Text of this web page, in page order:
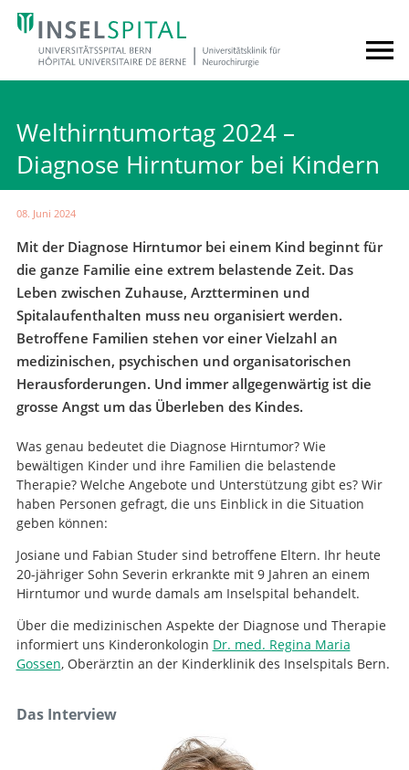
Welthirntumortag 2024 –
Diagnose Hirntumor bei Kindern
08. Juni 2024
Mit der Diagnose Hirntumor bei einem Kind beginnt für
die ganze Familie eine extrem belastende Zeit. Das
Leben zwischen Zuhause, Arztterminen und
Spitalaufenthalten muss neu organisiert werden.
Betroffene Familien stehen vor einer Vielzahl an
medizinischen, psychischen und organisatorischen
Herausforderungen. Und immer allgegenwärtig ist die
grosse Angst um das Überleben des Kindes.
Was genau bedeutet die Diagnose Hirntumor? Wie
bewältigen Kinder und ihre Familien die belastende
Therapie? Welche Angebote und Unterstützung gibt es? Wir
haben Personen gefragt, die uns Einblick in die Situation
geben können:
Josiane und Fabian Studer sind betroffene Eltern. Ihr heute
20-jähriger Sohn Severin erkrankte mit 9 Jahren an einem
Hirntumor und wurde damals am Inselspital behandelt.
Über die medizinischen Aspekte der Diagnose und Therapie
informiert uns Kinderonkologin Dr. med. Regina Maria
Gossen, Oberärztin an der Kinderklinik des Inselspitals Bern.
Das Interview